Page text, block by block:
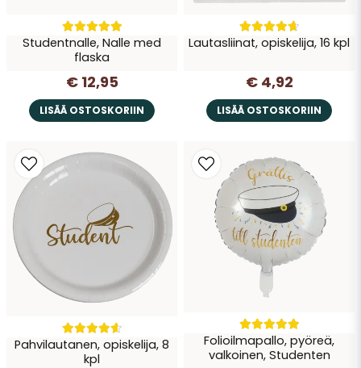
Studentnalle, Nalle med
flaska
€ 12,95
LISÄÄ OSTOSKORIIN
Lautasliinat, opiskelija, 16 kpl
€ 4,92
LISÄÄ OSTOSKORIIN
Pahvilautanen, opiskelija, 8
kpl
Folioilmapallo, pyöreä,
valkoinen, Studenten